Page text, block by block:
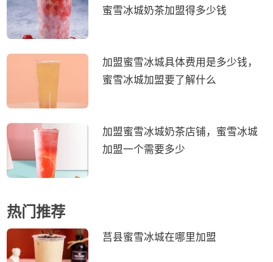
蜜雪冰城奶茶加盟得多少钱
加盟蜜雪冰城具体费用是多少钱，
蜜雪冰城加盟要了解什么
加盟蜜雪冰城奶茶店铺，蜜雪冰城
加盟一个需要多少
热门推荐
莒县蜜雪冰城在哪里加盟